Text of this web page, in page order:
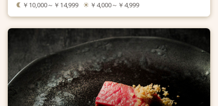
￥10,000～￥14,999 ￥4,000～￥4,999